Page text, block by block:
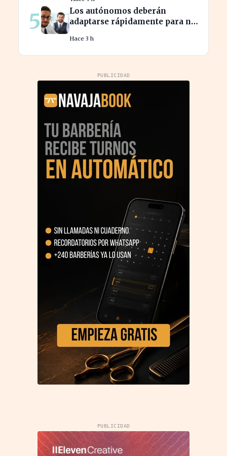
bursátil
5
Los autónomos deberán
adaptarse rápidamente para no
nóminas
Hace 3 h
PUBLICIDAD
PUBLICIDAD